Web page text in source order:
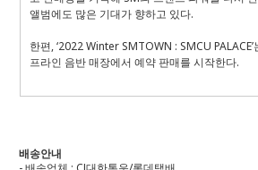
앨범에도 많은 기대가 향하고 있다.
한편, ‘2022 Winter SMTOWN : SMCU
프라인 음반 매장에서 예약 판매를 시작한다.
배송안내